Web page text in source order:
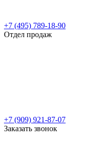
+7 (495) 789-18-90
Отдел продаж
+7 (909) 921-87-07
Заказать звонок